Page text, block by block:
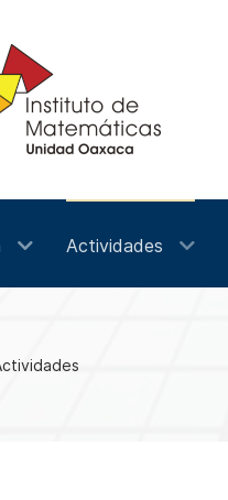
Actividades